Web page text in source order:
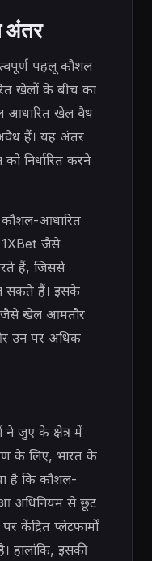
अंतर
पहलू कौशल
खेलों के बीच का
आधारित खेल वैध
हैं। यह अंतर
निर्धारित करने
आधारित
जैसे
हैं, जिससे
सकते हैं। इसके
जैसे खेल आमतौर
उन पर अधिक
ने जुए के क्षेत्र में
के लिए, भारत के
है कि कौशल-
अधिनियम से छूट
केंद्रित प्लेटफार्मों
हालांकि, इसकी